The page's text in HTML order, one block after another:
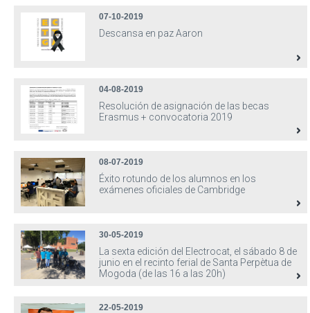
07-10-2019
Descansa en paz Aaron
04-08-2019
Resolución de asignación de las becas
Erasmus + convocatoria 2019
08-07-2019
Éxito rotundo de los alumnos en los
exámenes oficiales de Cambridge
30-05-2019
La sexta edición del Electrocat, el sábado 8 de
junio en el recinto ferial de Santa Perpètua de
Mogoda (de las 16 a las 20h)
22-05-2019